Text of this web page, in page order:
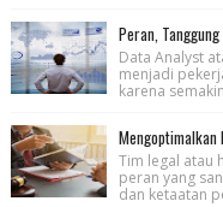
Peran,
Data Analyst
menjadi
karena
Mengoptimalkan
Tim legal atau
peran yang
dan ketaatan